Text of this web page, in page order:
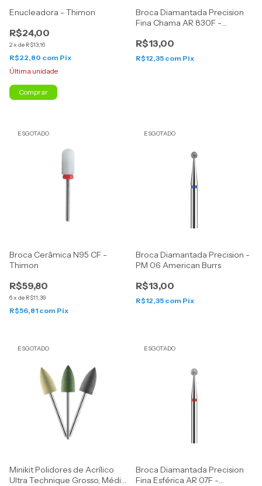
Enucleadora - Thimon
R$24,00
2x de R$13,16
R$22,80 com Pix
Última unidade
Comprar
Broca Diamantada Precision
Fina Chama AR 830F -
R$13,00
R$12,35 com Pix
ESGOTADO
Broca Cerâmica N95 CF -
Thimon
R$59,80
6x de R$11,39
R$56,81 com Pix
ESGOTADO
Broca Diamantada Precision -
PM 06 American Burrs
R$13,00
R$12,35 com Pix
ESGOTADO
Minikit Polidores de Acrílico
Ultra Technique Grosso, Médio
ESGOTADO
Broca Diamantada Precision
Fina Esférica AR 07F -